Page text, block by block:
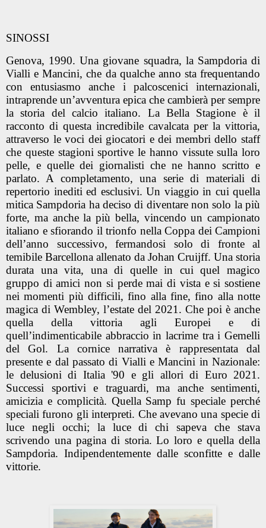
SINOSSI
Genova, 1990. Una giovane squadra, la Sampdoria di
Vialli e Mancini, che da qualche anno sta frequentando
con entusiasmo anche i palcoscenici internazionali,
intraprende un’avventura epica che cambierà per sempre
la storia del calcio italiano. La Bella Stagione è il
racconto di questa incredibile cavalcata per la vittoria,
attraverso le voci dei giocatori e dei membri dello staff
che queste stagioni sportive le hanno vissute sulla loro
pelle, e quelle dei giornalisti che ne hanno scritto e
parlato. A completamento, una serie di materiali di
repertorio inediti ed esclusivi. Un viaggio in cui quella
mitica Sampdoria ha deciso di diventare non solo la più
forte, ma anche la più bella, vincendo un campionato
italiano e sfiorando il trionfo nella Coppa dei Campioni
dell’anno successivo, fermandosi solo di fronte al
temibile Barcellona allenato da Johan Cruijff. Una storia
durata una vita, una di quelle in cui quel magico
gruppo di amici non si perde mai di vista e si sostiene
nei momenti più difficili, fino alla fine, fino alla notte
magica di Wembley, l’estate del 2021. Che poi è anche
quella della vittoria agli Europei e di
quell’indimenticabile abbraccio in lacrime tra i Gemelli
del Gol. La cornice narrativa è rappresentata dal
presente e dal passato di Vialli e Mancini in Nazionale:
le delusioni di Italia '90 e gli allori di Euro 2021.
Successi sportivi e traguardi, ma anche sentimenti,
amicizia e complicità. Quella Samp fu speciale perché
speciali furono gli interpreti. Che avevano una specie di
luce negli occhi; la luce di chi sapeva che stava
scrivendo una pagina di storia. Lo loro e quella della
Sampdoria. Indipendentemente dalle sconfitte e dalle
vittorie.